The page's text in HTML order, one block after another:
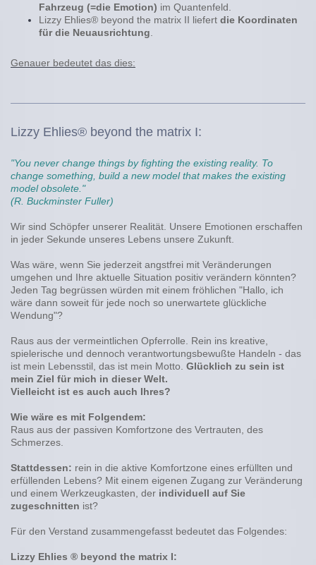
Fahrzeug (=die Emotion) im Quantenfeld.
Lizzy Ehlies® beyond the matrix II liefert die Koordinaten
für die Neuausrichtung
Genauer bedeutet das dies:
Lizzy Ehlies® beyond the matrix I:
"You never change things by fighting the existing reality. To
change something, build a new model that makes the existing
model obsolete."
(R. Buckminster Fuller)
Wir sind Schöpfer unserer Realität. Unsere Emotionen erschaffen
in jeder Sekunde unseres Lebens unsere Zukunft.
Was wäre, wenn Sie jederzeit angstfrei mit Veränderungen
umgehen und Ihre aktuelle Situation positiv verändern könnten?
Jeden Tag begrüssen würden mit einem fröhlichen "Hallo, ich
wäre dann soweit für jede noch so unerwartete glückliche
Wendung"?
Raus aus der vermeintlichen Opferrolle. Rein ins kreative,
spielerische und dennoch verantwortungsbewußte Handeln - das
ist mein Lebensstil, das ist mein Motto. Glücklich zu sein ist
mein Ziel für mich in dieser Welt.
Vielleicht ist es auch auch Ihres?
Wie wäre es mit Folgendem:
Raus aus der passiven Komfortzone des Vertrauten, des
Schmerzes.
Stattdessen: rein in die aktive Komfortzone eines erfüllten und
erfüllenden Lebens? Mit einem eigenen Zugang zur Veränderung
und einem Werkzeugkasten, der individuell auf Sie
zugeschnitten ist?
Für den Verstand zusammengefasst bedeutet das Folgendes:
Lizzy Ehlies ® beyond the matrix I: